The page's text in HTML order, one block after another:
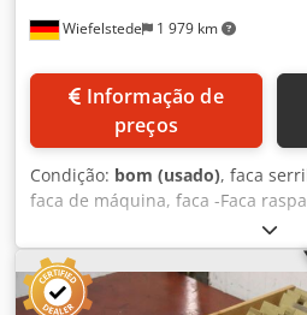
Wiefelstede 1 979 km
preços
Condição: bom (usado), faca
faca de máquina, faca -Faca
6 peças -Tipo: 721 B 218 -
Dkodsv Ahkwepfx Aivor -
Preço/Entrega:completo -
0,2 kg/peça